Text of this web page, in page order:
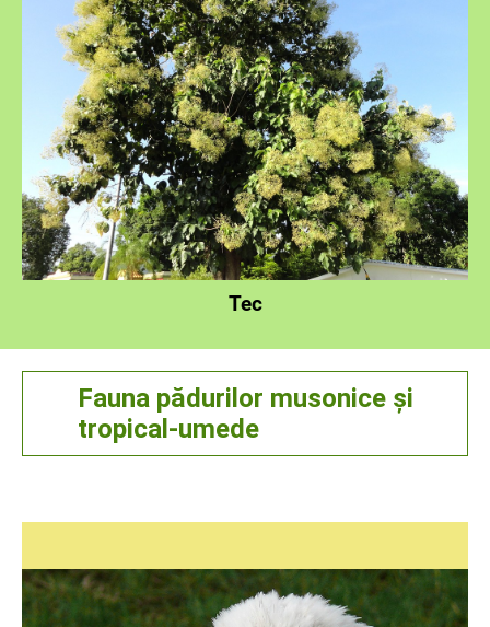
Tec
Fauna pădurilor musonice și
tropical-umede